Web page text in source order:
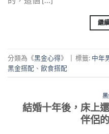
繼
分類為《黑金心得》 | 標籤: 中年
黑金搭配 、 飲食搭配
結婚十年後，床上
伴侶